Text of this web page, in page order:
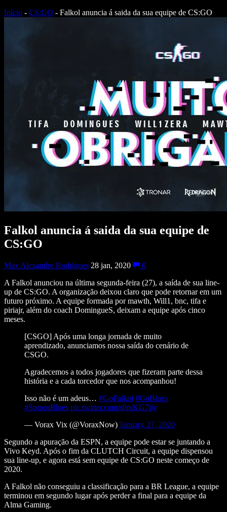
Início - CS:GO - Falkol anuncia á saida da sua equipe de CS:GO
Falkol anuncia á saida da sua equipe de
CS:GO
Max Alexandre Rodrigues 28 jan, 2020
0
A Falkol anunciou na última segunda-feira (27), a saída de sua line-
up de CS:GO. A organização deixou claro que pode retornar em um
futuro próximo. A equipe formada por mawth, Will1, bnc, tifa e
piriajr, além do coach DomingueS, deixam a equipe após cinco
meses.
[CSGO] Após uma longa jornada de muito
aprendizado, anunciamos nossa saída do cenário de
CSGO.
Agradecemos a todos jogadores que fizeram parte dessa
história e a cada torcedor que nos acompanhou!
Isso não é um adeus… #GoFalkol #GoBlues
#SomosBlues pic.twitter.com/s0piKG7iiy
— Vorax Vix (@VoraxNow) January 27, 2020
Segundo a apuração da ESPN, a equipe pode estar se juntando a
Vivo Keyd. Após o fim da CLUTCH Circuit, a equipe dispensou
sua line-up, e agora está sem equipe de CS:GO neste começo de
2020.
A Falkol não conseguiu a classificação para a BR League, a equipe
terminou em segundo lugar após perder a final para a equipe da
Alma Gaming.